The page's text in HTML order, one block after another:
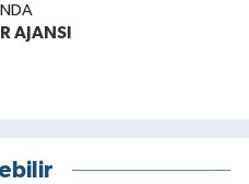
AJANSI